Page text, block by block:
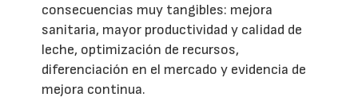
consecuencias muy tangibles: mejora
sanitaria, mayor productividad y calidad de
leche, optimización de recursos,
diferenciación en el mercado y evidencia de
mejora continua.